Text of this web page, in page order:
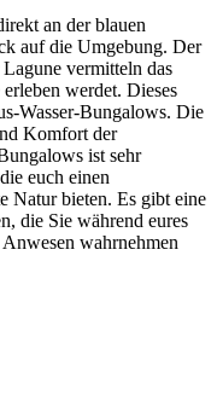
an der blauen
auf die Umgebung. Der
vermitteln das
werdet. Dieses
Wasser-Bungalows. Die
Komfort der
ist sehr
euch einen
Natur bieten. Es gibt eine
die Sie während eures
wahrnehmen